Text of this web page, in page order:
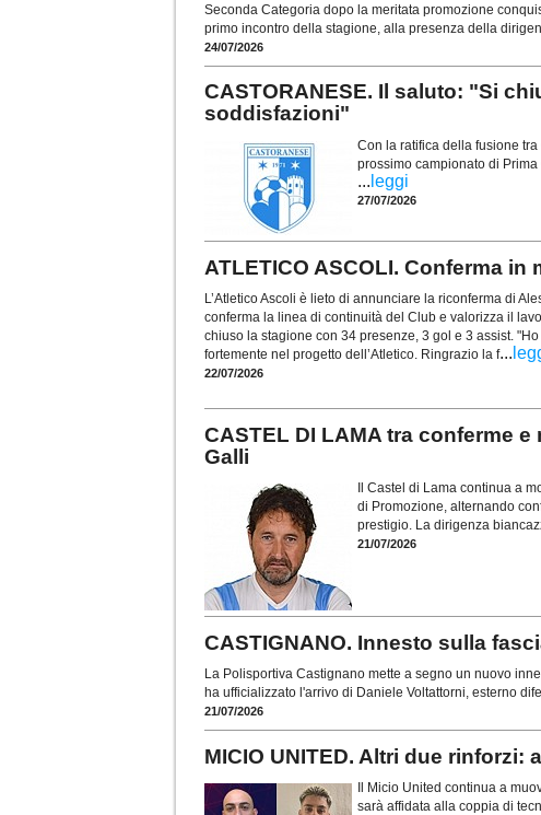
Seconda Categoria dopo la meritata promozione
primo incontro della stagione, alla presenza della
24/07/2026
CASTORANESE. Il saluto: "Si
soddisfazioni"
Con la ratifica della fusione
prossimo campionato di
... leggi
27/07/2026
ATLETICO ASCOLI. Conferma
L’Atletico Ascoli è lieto di annunciare la riconferma di
conferma la linea di continuità del Club e valorizza il
chiuso la stagione con 34 presenze, 3 gol e 3 assist.
fortemente nel progetto dell’Atletico. Ringrazio la f...
22/07/2026
CASTEL DI LAMA tra conferme
Galli
Il Castel di Lama continua a
di Promozione, alternando
prestigio. La dirigenza
21/07/2026
CASTIGNANO. Innesto sulla
La Polisportiva Castignano mette a segno un nuovo
ha ufficializzato l'arrivo di Daniele Voltattorni, esterno
21/07/2026
MICIO UNITED. Altri due rinforzi:
Il Micio United continua a
sarà affidata alla coppia di